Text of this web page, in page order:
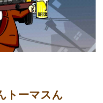
トーマスん